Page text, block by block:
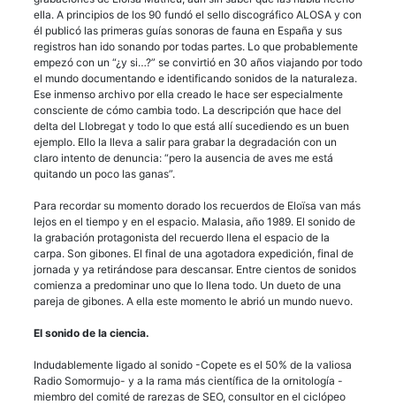
ella. A principios de los 90 fundó el sello discográfico ALOSA y con
él publicó las primeras guías sonoras de fauna en España y sus
registros han ido sonando por todas partes. Lo que probablemente
empezó con un “¿y si…?” se convirtió en 30 años viajando por todo
el mundo documentando e identificando sonidos de la naturaleza.
Ese inmenso archivo por ella creado le hace ser especialmente
consciente de cómo cambia todo. La descripción que hace del
delta del Llobregat y todo lo que está allí sucediendo es un buen
ejemplo. Ello la lleva a salir para grabar la degradación con un
claro intento de denuncia: “pero la ausencia de aves me está
quitando un poco las ganas”.
Para recordar su momento dorado los recuerdos de Eloïsa van más
lejos en el tiempo y en el espacio. Malasia, año 1989. El sonido de
la grabación protagonista del recuerdo llena el espacio de la
carpa. Son gibones. El final de una agotadora expedición, final de
jornada y ya retirándose para descansar. Entre cientos de sonidos
comienza a predominar uno que lo llena todo. Un dueto de una
pareja de gibones. A ella este momento le abrió un mundo nuevo.
El sonido de la ciencia.
Indudablemente ligado al sonido -Copete es el 50% de la valiosa
Radio Somormujo- y a la rama más científica de la ornitología -
miembro del comité de rarezas de SEO, consultor en el ciclópeo